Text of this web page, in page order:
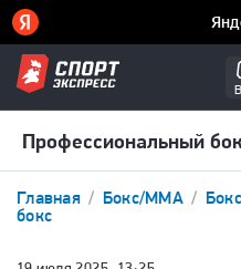
Профессиональный
Главная Бокс/ММА Бокс
бокс